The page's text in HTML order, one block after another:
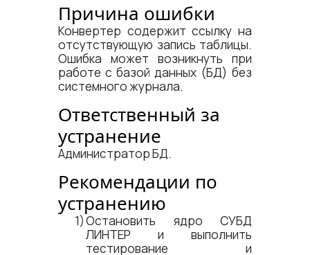
Причина ошибки
Конвертер содержит ссылку на
отсутствующую запись таблицы.
Ошибка может возникнуть при
работе с базой данных (БД) без
системного журнала.
Ответственный за
устранение
Администратор БД.
Рекомендации по
устранению
Остановить ядро СУБД
ЛИНТЕР и выполнить
тестирование и